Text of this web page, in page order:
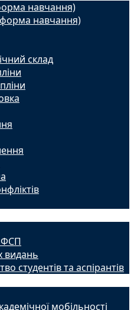
навчання)
навчання)
склад
ФСП
видань
студентів та аспірантів
мобільності